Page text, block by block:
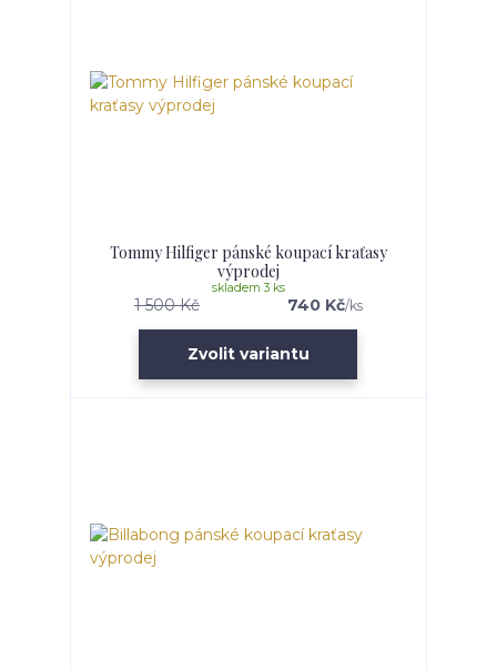
Tommy Hilfiger pánské koupací kraťasy
výprodej
1 500 Kč 740 Kč/ks
skladem 3 ks
Zvolit variantu